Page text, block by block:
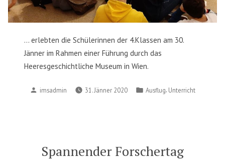
… erlebten die Schülerinnen der 4.Klassen am 30.
Jänner im Rahmen einer Führung durch das
Heeresgeschichtliche Museum in Wien.
Posted
imsadmin 31. Jänner 2020
Posted
Ausflug Unterricht
Spannender Forschertag